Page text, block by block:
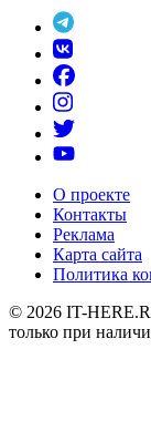
О проекте
Контакты
Реклама
Карта сайта
Политика
© 2026 IT-
только при